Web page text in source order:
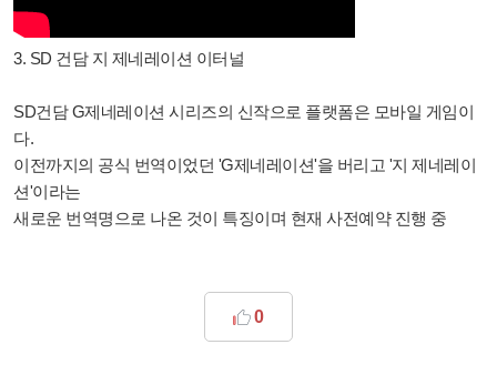
3. SD 건담 지 제네레이션 이터널
SD건담 G제네레이션 시리즈의 신작으로 플랫폼은 모바일 게임이
다.
이전까지의 공식 번역이었던 'G제네레이션'을 버리고 '지 제네레이
션'이라는
새로운 번역명으로 나온 것이 특징이며 현재 사전예약 진행 중
0